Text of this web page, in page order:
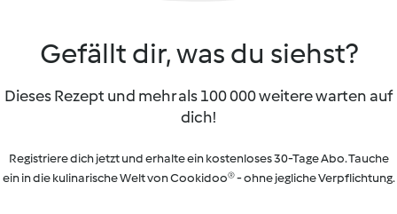
Gefällt dir, was du siehst?
Dieses Rezept und mehr als 100 000 weitere warten auf
dich!
Registriere dich jetzt und erhalte ein kostenloses 30-Tage Abo. Tauche
ein in die kulinarische Welt von Cookidoo® - ohne jegliche Verpflichtung.